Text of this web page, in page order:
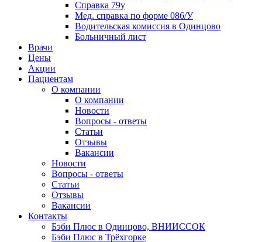
Справка 79у
Мед. справка по форме 086/У
Водительская комиссия в Одинцово
Больничный лист
Врачи
Цены
Акции
Пациентам
О компании
О компании
Новости
Вопросы - ответы
Статьи
Отзывы
Вакансии
Новости
Вопросы - ответы
Статьи
Отзывы
Вакансии
Контакты
Бэби Плюс в Одинцово, ВНИИССОК
Бэби Плюс в Трёхгорке